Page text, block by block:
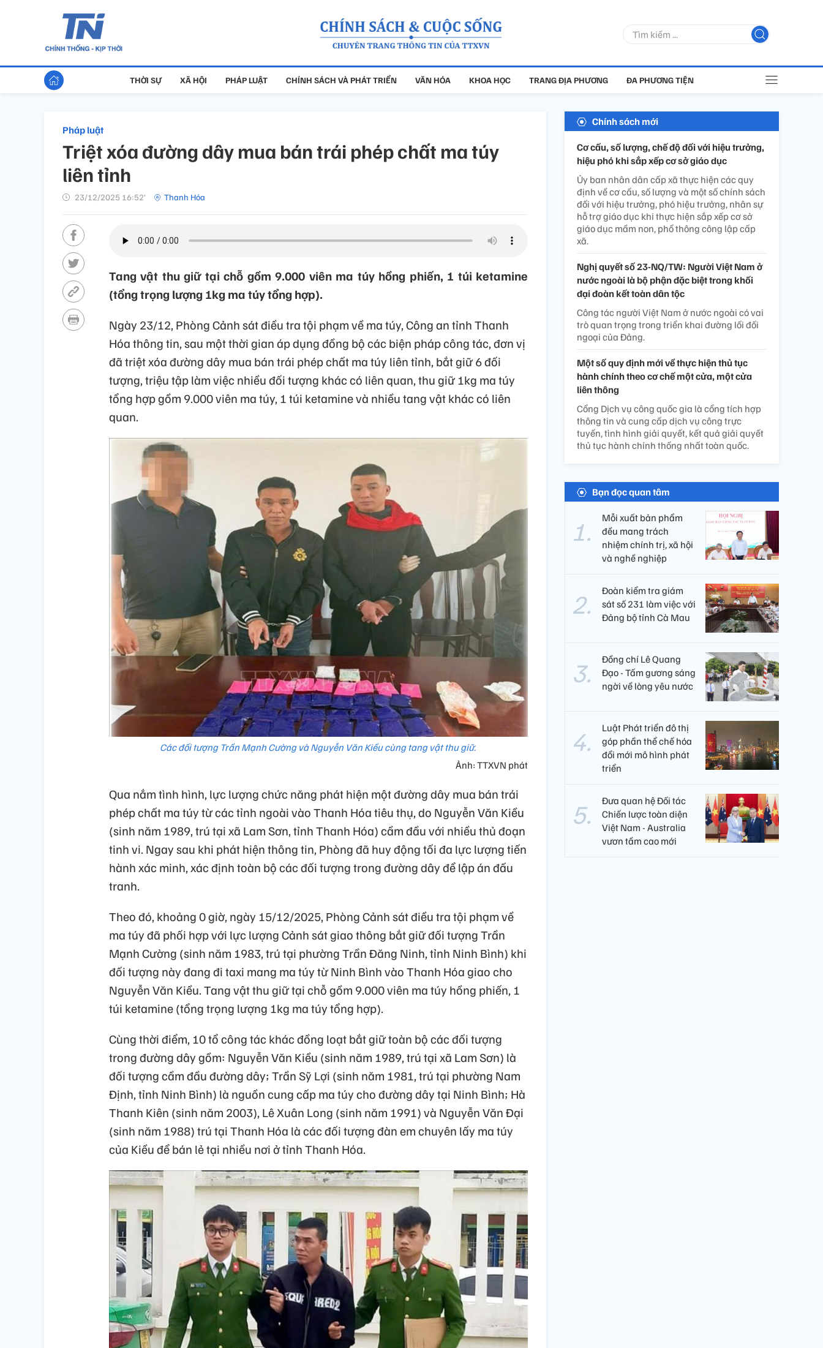
THỜI SỰ XÃ HỘI PHÁP LUẬT CHÍNH SÁCH VÀ PHÁT TRIỂN VĂN HÓA KHOA HỌC TRANG ĐỊA PHƯƠNG ĐA PHƯƠNG TIỆN
Pháp luật
Triệt xóa đường dây mua bán trái phép chất ma túy
liên tỉnh
23/12/2025 16:52’ Thanh Hóa
Tang vật thu giữ tại chỗ gồm 9.000 viên ma túy hồng phiến, 1 túi ketamine
(tổng trọng lượng 1kg ma túy tổng hợp).
Ngày 23/12, Phòng Cảnh sát điều tra tội phạm về ma túy, Công an tỉnh Thanh
Hóa thông tin, sau một thời gian áp dụng đồng bộ các biện pháp công tác, đơn vị
đã triệt xóa đường dây mua bán trái phép chất ma túy liên tỉnh, bắt giữ 6 đối
tượng, triệu tập làm việc nhiều đối tượng khác có liên quan, thu giữ 1kg ma túy
tổng hợp gồm 9.000 viên ma túy, 1 túi ketamine và nhiều tang vật khác có liên
quan.
Các đối tượng Trần Mạnh Cường và Nguyễn Văn Kiều cùng tang vật thu giữ.
Ảnh: TTXVN phát
Qua nắm tình hình, lực lượng chức năng phát hiện một đường dây mua bán trái
phép chất ma túy từ các tỉnh ngoài vào Thanh Hóa tiêu thụ, do Nguyễn Văn Kiều
(sinh năm 1989, trú tại xã Lam Sơn, tỉnh Thanh Hóa) cầm đầu với nhiều thủ đoạn
tinh vi. Ngay sau khi phát hiện thông tin, Phòng đã huy động tối đa lực lượng tiến
hành xác minh, xác định toàn bộ các đối tượng trong đường dây để lập án đấu
tranh.
Theo đó, khoảng 0 giờ, ngày 15/12/2025, Phòng Cảnh sát điều tra tội phạm về
ma túy đã phối hợp với lực lượng Cảnh sát giao thông bắt giữ đối tượng Trần
Mạnh Cường (sinh năm 1983, trú tại phường Trần Đăng Ninh, tỉnh Ninh Bình) khi
đối tượng này đang đi taxi mang ma túy từ Ninh Bình vào Thanh Hóa giao cho
Nguyễn Văn Kiều. Tang vật thu giữ tại chỗ gồm 9.000 viên ma túy hồng phiến, 1
túi ketamine (tổng trọng lượng 1kg ma túy tổng hợp).
Cùng thời điểm, 10 tổ công tác khác đồng loạt bắt giữ toàn bộ các đối tượng
trong đường dây gồm: Nguyễn Văn Kiều (sinh năm 1989, trú tại xã Lam Sơn) là
đối tượng cầm đầu đường dây; Trần Sỹ Lợi (sinh năm 1981, trú tại phường Nam
Định, tỉnh Ninh Bình) là nguồn cung cấp ma túy cho đường dây tại Ninh Bình; Hà
Thanh Kiên (sinh năm 2003), Lê Xuân Long (sinh năm 1991) và Nguyễn Văn Đại
(sinh năm 1988) trú tại Thanh Hóa là các đối tượng đàn em chuyên lấy ma túy
của Kiều để bán lẻ tại nhiều nơi ở tỉnh Thanh Hóa.
Chính sách mới
Cơ cấu, số lượng, chế độ đối với hiệu trưởng,
hiệu phó khi sắp xếp cơ sở giáo dục
Ủy ban nhân dân cấp xã thực hiện các quy
định về cơ cấu, số lượng và một số chính sách
đối với hiệu trưởng, phó hiệu trưởng, nhân sự
hỗ trợ giáo dục khi thực hiện sắp xếp cơ sở
giáo dục mầm non, phổ thông công lập cấp
xã.
Nghị quyết số 23-NQ/TW: Người Việt Nam ở
nước ngoài là bộ phận đặc biệt trong khối
đại đoàn kết toàn dân tộc
Công tác người Việt Nam ở nước ngoài có vai
trò quan trọng trong triển khai đường lối đối
ngoại của Đảng.
Một số quy định mới về thực hiện thủ tục
hành chính theo cơ chế một cửa, một cửa
liên thông
Cổng Dịch vụ công quốc gia là cổng tích hợp
thông tin và cung cấp dịch vụ công trực
tuyến, tình hình giải quyết, kết quả giải quyết
thủ tục hành chính thống nhất toàn quốc.
Bạn đọc quan tâm
Mỗi xuất bản phẩm
đều mang trách
nhiệm chính trị, xã hội
và nghề nghiệp
Đoàn kiểm tra giám
sát số 231 làm việc với
Đảng bộ tỉnh Cà Mau
Đồng chí Lê Quang
Đạo - Tấm gương sáng
ngời về lòng yêu nước
Luật Phát triển đô thị
góp phần thể chế hóa
đổi mới mô hình phát
triển
Đưa quan hệ Đối tác
Chiến lược toàn diện
Việt Nam - Australia
vươn tầm cao mới